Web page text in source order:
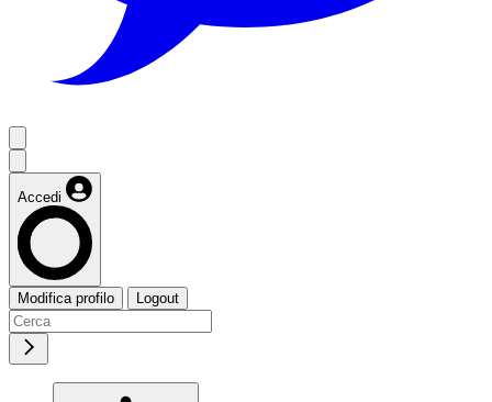
Accedi
Modifica profilo Logout